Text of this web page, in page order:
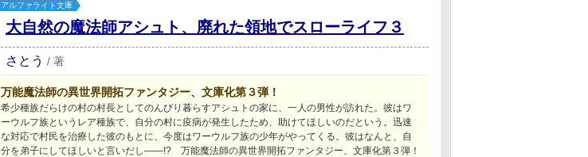
アルファライト文庫
大自然の魔法師アシュト、廃れた領地でスローライフ３
さとう / 著
万能魔法師の異世界開拓ファンタジー、文庫化第３弾！
希少種族だらけの村の村長としてのんびり暮らすアシュトの家に、一人の男性が訪れた。彼はワ
ーウルフ族というレア種族で、自分の村に疫病が発生したため、助けてほしいのだという。迅速
な対応で村民を治療した彼のもとに、今度はワーウルフ族の少年がやってくる。彼はなんと、自
分を弟子にしてほしいと言いだし――!? 万能魔法師の異世界開拓ファンタジー、文庫化第３弾！